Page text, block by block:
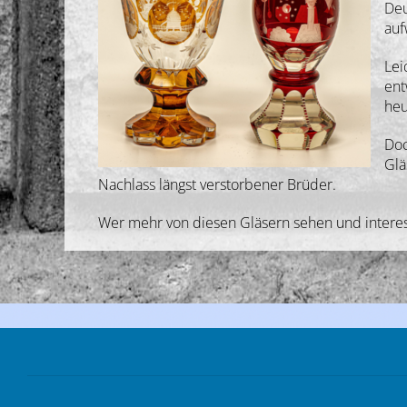
Nachlass längst verstorbener Brüder.
Wer mehr von diesen Gläsern sehen und